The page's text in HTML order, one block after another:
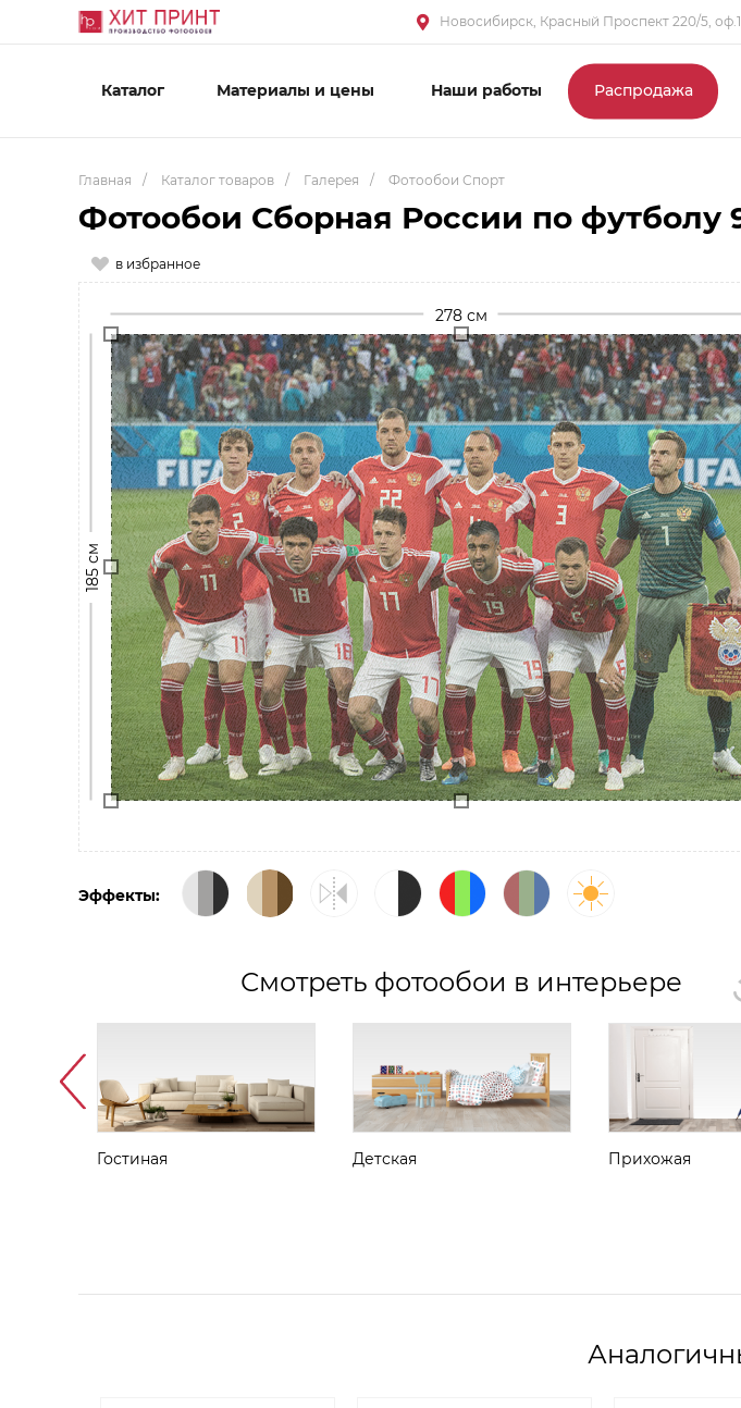
Новосибирск, Красный Проспект 220/5,
Каталог Материалы и цены Наши работы Распродажа
Главная / Каталог товаров / Галерея / Фотообои Спорт
Фотообои Сборная России по футболу
в избранное
278 см
185 см
Эффекты:
Смотреть фотообои в интерьере
Гостиная Детская Прихожая